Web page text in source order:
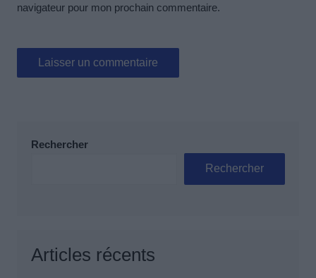
navigateur pour mon prochain commentaire.
Rechercher
Rechercher
Articles récents